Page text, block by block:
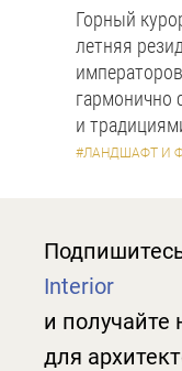
Горный
летняя
гармонично
и
#ЛАНДШАФТ И
Interior
и получайте
для